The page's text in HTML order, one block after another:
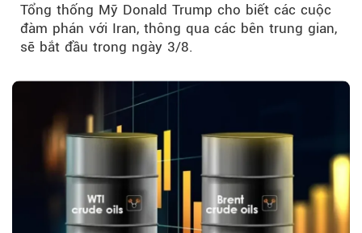
Tổng thống Mỹ Donald Trump cho biết các cuộc
đàm phán với Iran, thông qua các bên trung gian,
sẽ bắt đầu trong ngày 3/8.